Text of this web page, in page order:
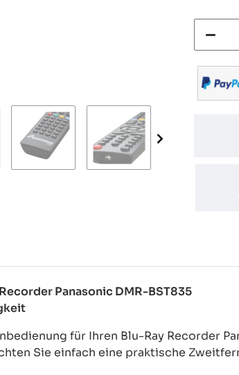
Panasonic DMR-BST835
für Ihren Blu-Ray Recorder
Sie einfach eine praktische